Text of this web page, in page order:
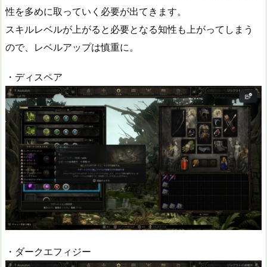
性を多めに取っていく必要が出てきます。
スキルレベルが上がると必要となる知性も上がってしまう
ので、レベルアップは慎重に。
・ディスペア
・ダークエフィジー